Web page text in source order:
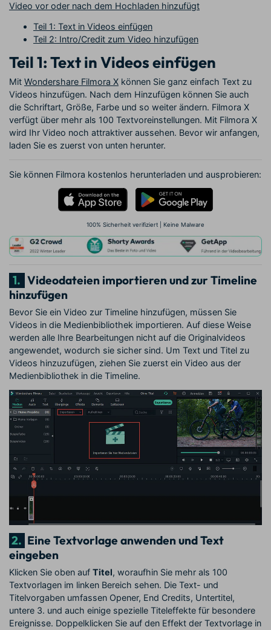
Video vor oder nach dem Hochladen hinzufügt
Teil 1: Text in Videos einfügen
Teil 2: Intro/Credit zum Video hinzufügen
Teil 1: Text in Videos einfügen
Mit Wondershare Filmora X können Sie ganz einfach Text zu
Videos hinzufügen. Nach dem Hinzufügen können Sie auch
die Schriftart, Größe, Farbe und so weiter ändern. Filmora X
verfügt über mehr als 100 Textvoreinstellungen. Mit Filmora X
wird Ihr Video noch attraktiver aussehen. Bevor wir anfangen,
laden Sie es zuerst von unten herunter.
Sie können Filmora kostenlos herunterladen und ausprobieren:
100% Sicherheit verifiziert | Keine Malware
1. Videodateien importieren und zur Timeline
hinzufügen
Bevor Sie ein Video zur Timeline hinzufügen, müssen Sie
Videos in die Medienbibliothek importieren. Auf diese Weise
werden alle Ihre Bearbeitungen nicht auf die Originalvideos
angewendet, wodurch sie sicher sind. Um Text und Titel zu
Videos hinzuzufügen, ziehen Sie zuerst ein Video aus der
Medienbibliothek in die Timeline.
2. Eine Textvorlage anwenden und Text
eingeben
Klicken Sie oben auf Titel, woraufhin Sie mehr als 100
Textvorlagen im linken Bereich sehen. Die Text- und
Titelvorgaben umfassen Opener, End Credits, Untertitel,
untere 3. und auch einige spezielle Titeleffekte für besondere
Ereignisse. Doppelklicken Sie auf den Effekt der Textvorlage in